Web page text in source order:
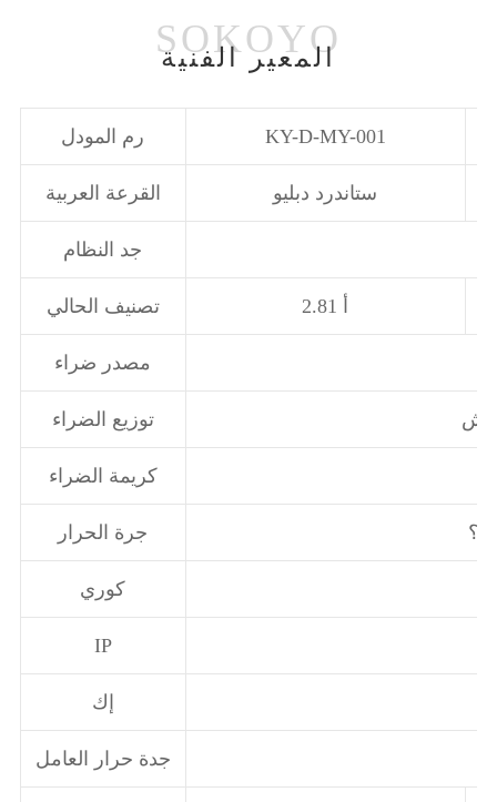
المعير الفنية
رم المودل KY-D-MY-001
القرعة العربية ستاندرد دبليو
جد النظام
تصنيف الحالي 2.81 أ
مصدر ضراء
توزيع الضراء
كريمة الضراء
جرة الحرار
كوري
IP
إك
جدة حرار العامل